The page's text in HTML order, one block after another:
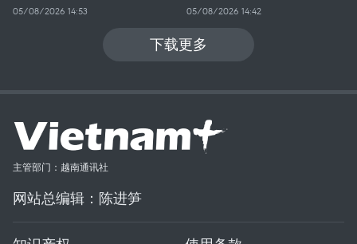
05/08/2026 14:53 05/08/2026 14:42
下载更多
主管部门：越南通讯社
网站总编辑：陈进笋